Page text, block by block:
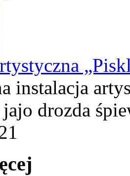
instalacja
drozda